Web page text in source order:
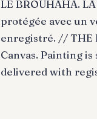
LE BROUHAHA.
protégée avec un
enregistré. // THE
Canvas. Painting
delivered with